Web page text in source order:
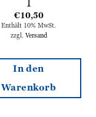
€10,50
Enthält 10% MwSt.
zzgl. Versand
In den
Warenkorb